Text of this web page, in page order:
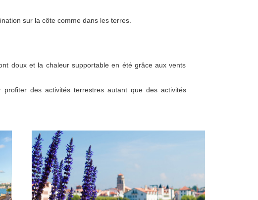
sur la côte comme dans les terres.
doux et la chaleur supportable en été grâce aux vents
des activités terrestres autant que des activités